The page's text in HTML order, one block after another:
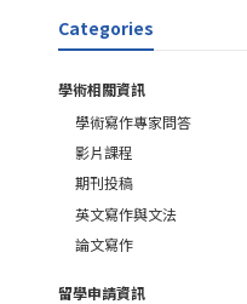
Categories
學術相關資訊
學術寫作專家問答
影片課程
期刊投稿
英文寫作與文法
論文寫作
留學申請資訊